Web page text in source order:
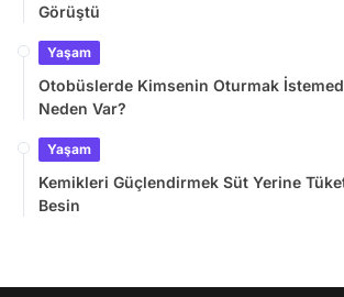
Görüştü
Yaşam
Otobüslerde Kimsenin Oturmak
Neden Var?
Yaşam
Kemikleri Güçlendirmek Süt Yerine
Besin